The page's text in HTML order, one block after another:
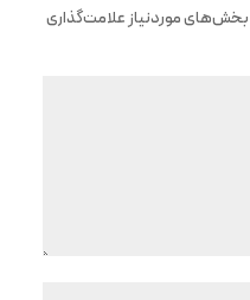
بخش‌های موردنیاز علامت‌گذاری